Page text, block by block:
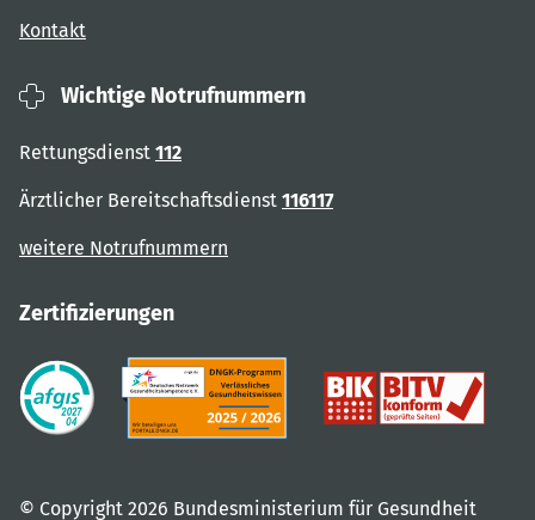
Kontakt
Wichtige Notrufnummern
Rettungsdienst 112
Ärztlicher Bereitschaftsdienst 116117
weitere Notrufnummern
Zertifizierungen
© Copyright 2026 Bundesministerium für Gesundheit